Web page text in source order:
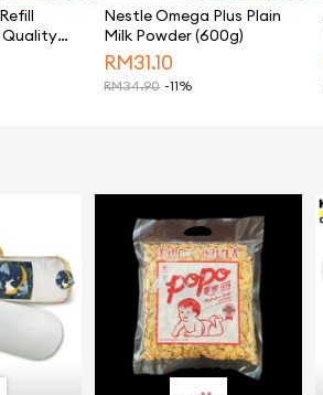
Quality
From
Nestle Omega Plus Plain
Milk Powder (600g)
RM 31.10
RM34.90 -11%